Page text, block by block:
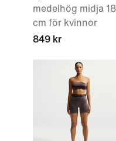
medelhög midja 18
cm för kvinnor
849 kr